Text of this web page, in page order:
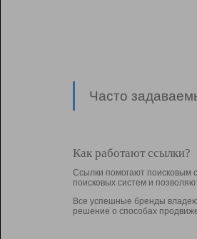
Часто
Как работают ссылки?
Ссылки помогают поисковым
поисковых систем и
Все успешные бренды
решение о способах